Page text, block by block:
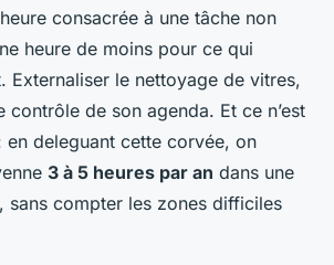
consacrée à une tâche non
heure de moins pour ce qui
Externaliser le nettoyage de vitres,
contrôle de son agenda. Et ce n’est
en deleguant cette corvée, on
3 à 5 heures par an dans une
sans compter les zones difficiles